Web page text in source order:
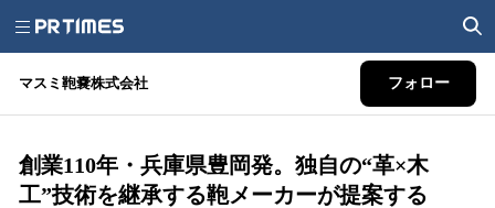
マスミ鞄嚢株式会社 フォロー
創業110年・兵庫県豊岡発。独自の“革×木
工”技術を継承する鞄メーカーが提案する